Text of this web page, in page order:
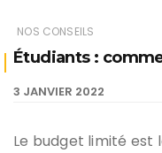
NOS CONSEILS
Étudiants :
3 JANVIER 2022
Le budget limité